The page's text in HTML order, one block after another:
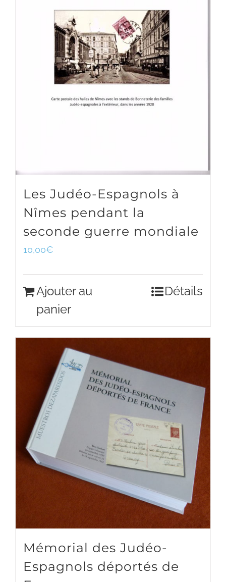
Les Judéo-Espagnols à
Nîmes pendant la
seconde guerre mondiale
10,00€
Ajouter au
panier
Détails
Mémorial des Judéo-
Espagnols déportés de